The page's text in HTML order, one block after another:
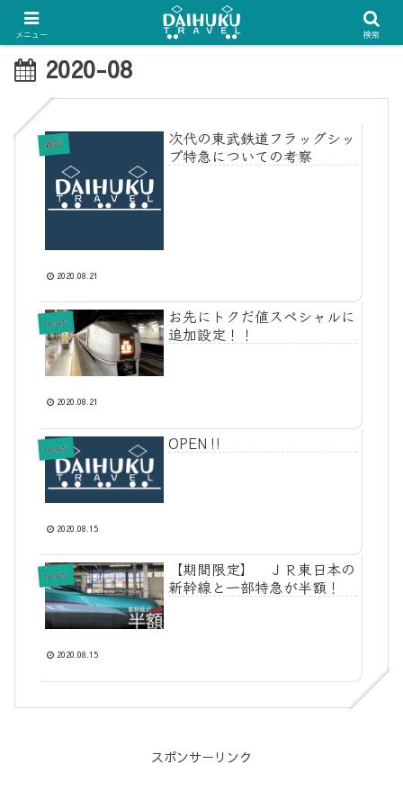
2020-08
雑記
次代の東武鉄道フラッグシッ
プ特急についての考察
2020.08.21
news
お先にトクだ値スペシャルに
追加設定！！
2020.08.21
news OPEN‼
2020.08.15
news
【期間限定】 ＪＲ東日本の
新幹線と一部特急が半額！
2020.08.15
スポンサーリンク
メニュー 検索